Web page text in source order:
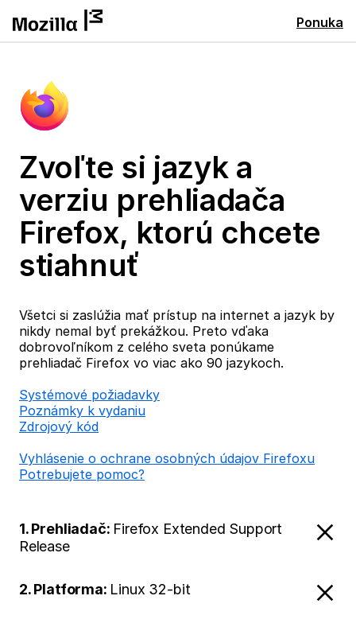
Ponuka
Zvoľte si jazyk a
verziu prehliadača
Firefox, ktorú chcete
stiahnuť
Všetci si zaslúžia mať prístup na internet a jazyk by
nikdy nemal byť prekážkou. Preto vďaka
dobrovoľníkom z celého sveta ponúkame
prehliadač Firefox vo viac ako 90 jazykoch.
Systémové požiadavky
Poznámky k vydaniu
Zdrojový kód
Vyhlásenie o ochrane osobných údajov Firefoxu
Potrebujete pomoc?
1. Prehliadač: Firefox Extended Support
Release
2. Platforma: Linux 32-bit